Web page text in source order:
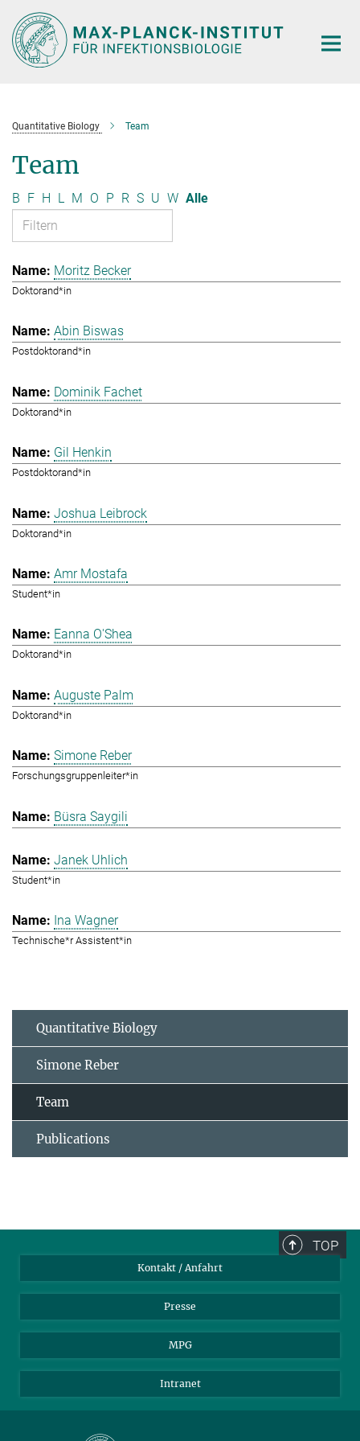
Hauptinhalt
Quantitative Biology Team
Team
B F H L M O P R S U W Alle
Moritz Becker
Doktorand*in
Abin Biswas
Postdoktorand*in
Dominik Fachet
Doktorand*in
Gil Henkin
Postdoktorand*in
Joshua Leibrock
Doktorand*in
Amr Mostafa
Student*in
Eanna O'Shea
Doktorand*in
Auguste Palm
Doktorand*in
Simone Reber
Forschungsgruppenleiter*in
Büsra Saygili
Janek Uhlich
Student*in
Ina Wagner
Technische*r Assistent*in
Quantitative Biology
Simone Reber
Team
Publications
TOP
Kontakt / Anfahrt
Presse
MPG
Intranet